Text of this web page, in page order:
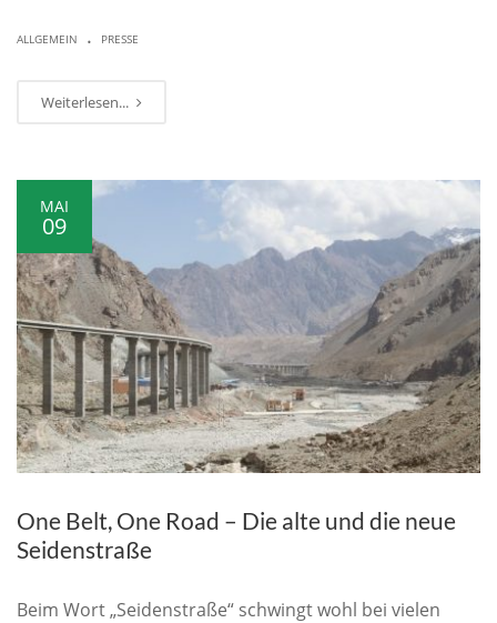
ALLGEMEIN . PRESSE
Weiterlesen...
MAI
09
One Belt, One Road – Die alte und die neue
Seidenstraße
Beim Wort „Seidenstraße“ schwingt wohl bei vielen